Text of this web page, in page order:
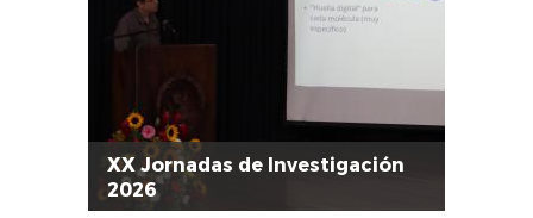
XX Jornadas de Investigación
2026